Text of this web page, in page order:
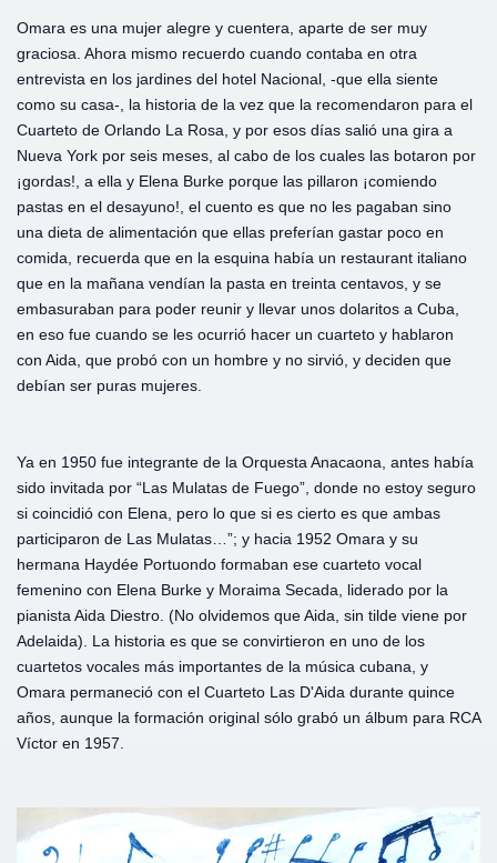
Omara es una mujer alegre y cuentera, aparte de ser muy
graciosa. Ahora mismo recuerdo cuando contaba en otra
entrevista en los jardines del hotel Nacional, -que ella siente
como su casa-, la historia de la vez que la recomendaron para el
Cuarteto de Orlando La Rosa, y por esos días salió una gira a
Nueva York por seis meses, al cabo de los cuales las botaron por
¡gordas!, a ella y Elena Burke porque las pillaron ¡comiendo
pastas en el desayuno!, el cuento es que no les pagaban sino
una dieta de alimentación que ellas preferían gastar poco en
comida, recuerda que en la esquina había un restaurant italiano
que en la mañana vendían la pasta en treinta centavos, y se
embasuraban para poder reunir y llevar unos dolaritos a Cuba,
en eso fue cuando se les ocurrió hacer un cuarteto y hablaron
con Aida, que probó con un hombre y no sirvió, y deciden que
debían ser puras mujeres.
Ya en 1950 fue integrante de la Orquesta Anacaona, antes había
sido invitada por “Las Mulatas de Fuego”, donde no estoy seguro
si coincidió con Elena, pero lo que si es cierto es que ambas
participaron de Las Mulatas…”; y hacia 1952 Omara y su
hermana Haydée Portuondo formaban ese cuarteto vocal
femenino con Elena Burke y Moraima Secada, liderado por la
pianista Aida Diestro. (No olvidemos que Aida, sin tilde viene por
Adelaida). La historia es que se convirtieron en uno de los
cuartetos vocales más importantes de la música cubana, y
Omara permaneció con el Cuarteto Las D'Aida durante quince
años, aunque la formación original sólo grabó un álbum para RCA
Víctor en 1957.